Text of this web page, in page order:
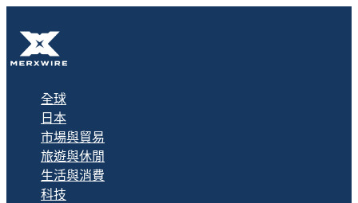
全球
日本
市場與貿易
旅遊與休閒
生活與消費
科技